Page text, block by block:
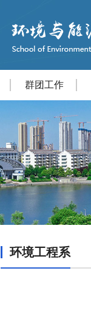
群团工作
环境工程系